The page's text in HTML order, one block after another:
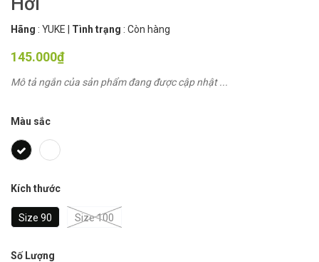
Hãng : YUKE Tình trạng : Còn hàng
145.000₫
Mô tả ngắn của sản phẩm đang được cập nhật ...
Màu sắc
Kích thước
Size 90 Size 100
Số Lượng